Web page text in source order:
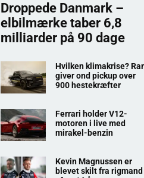
Droppede Danmark –
elbilmærke taber 6,8
milliarder på 90 dage
Hvilken klimakrise?
giver ond pickup over
900 hestekræfter
Ferrari holder V12-
motoren i live med
mirakel-benzin
Kevin Magnussen er
blevet skilt fra rigmand